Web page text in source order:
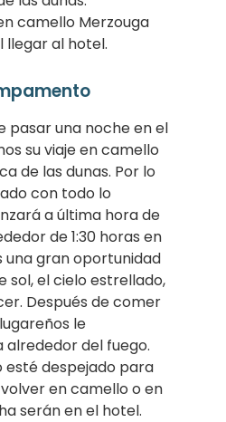
camello Merzouga
llegar al hotel.
pasar una noche en el
su viaje en camello
de las dunas. Por lo
con todo lo
a última hora de
de 1:30 horas en
una gran oportunidad
sol, el cielo estrellado,
Después de comer
le
del fuego.
esté despejado para
en camello o en
serán en el hotel.